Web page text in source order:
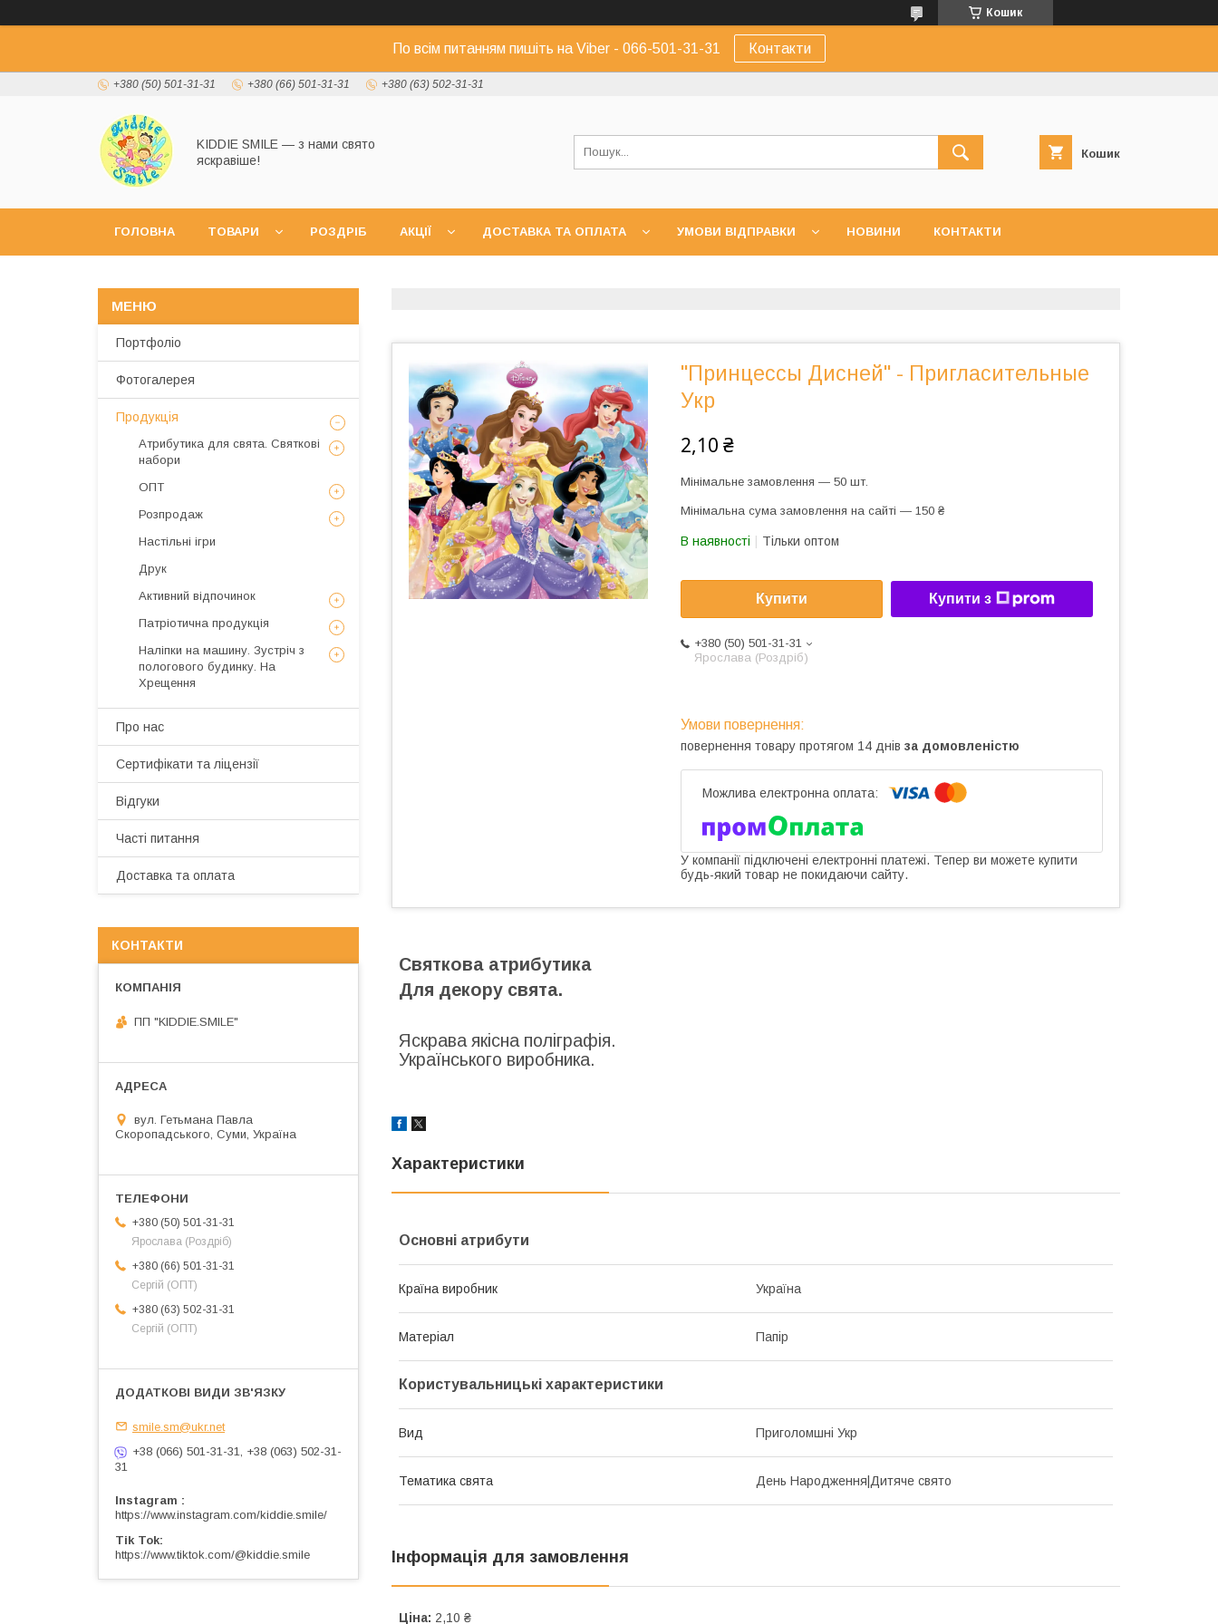
Кошик
По всім питанням пишіть на Viber - 066-501-31-31 Контакти
+380 (50) 501-31-31 +380 (66) 501-31-31 +380 (63) 502-31-31
KIDDIE SMILE — з нами свято
яскравіше!
Кошик
ГОЛОВНА ТОВАРИ РОЗДРІБ АКЦІЇ ДОСТАВКА ТА ОПЛАТА УМОВИ ВІДПРАВКИ НОВИНИ КОНТАКТИ
"Принцессы Дисней" - Пригласительные
Укр
2,10 ₴
Мінімальне замовлення — 50 шт.
Мінімальна сума замовлення на сайті — 150 ₴
В наявності Тільки оптом
Купити Купити з
+380 (50) 501-31-31
Ярослава (Роздріб)
повернення товару протягом 14 днів за домовленістю
У компанії підключені електронні платежі. Тепер ви можете купити
будь-який товар не покидаючи сайту.
Святкова атрибутика
Для декору свята.
Яскрава якісна поліграфія.
Українського виробника.
Характеристики
Основні атрибути
Країна виробник Україна
Матеріал Папір
Користувальницькі характеристики
Вид Приголомшні Укр
Тематика свята День Народження|Дитяче свято
Інформація для замовлення
Ціна: 2,10 ₴
Портфоліо
Фотогалерея
Продукція
Атрибутика для свята. Святкові
набори
ОПТ
Розпродаж
Настільні ігри
Друк
Активний відпочинок
Патріотична продукція
Наліпки на машину. Зустріч з
пологового будинку. На
Хрещення
Про нас
Сертифікати та ліцензії
Відгуки
Часті питання
Доставка та оплата
КОНТАКТИ
ПП "KIDDIE.SMILE"
вул. Гетьмана Павла
Скоропадського, Суми, Україна
+380 (50) 501-31-31
Ярослава (Роздріб)
+380 (66) 501-31-31
Сергій (ОПТ)
+380 (63) 502-31-31
Сергій (ОПТ)
smile.sm@ukr.net
+38 (066) 501-31-31, +38 (063) 502-31-
31
Instagram
https://www.instagram.com/kiddie.smile/
Tik Tok
https://www.tiktok.com/@kiddie.smile